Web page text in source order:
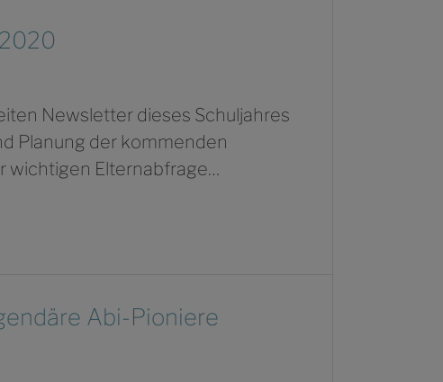
Newsletter dieses Schuljahres
Planung der kommenden
wichtigen Elternabfrage…
Abi-Pioniere